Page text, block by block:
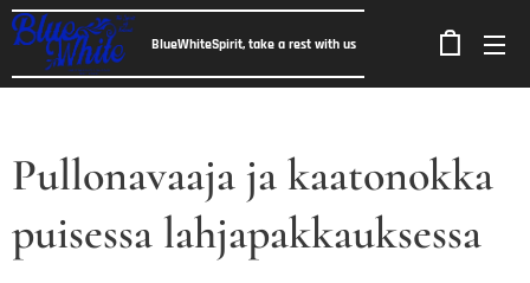
BlueWhiteSpirit, take a rest with us
Pullonavaaja ja kaatonokka
puisessa lahjapakkauksessa